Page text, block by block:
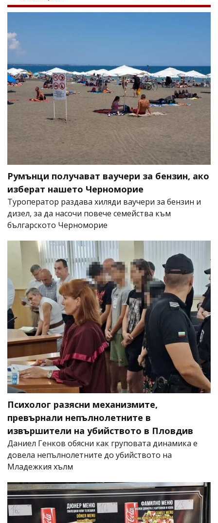
Румънци получават ваучери за бензин, ако
изберат нашето Черноморие
Туроператор раздава хиляди ваучери за бензин и
дизел, за да насочи повече семейства към
българското Черноморие
Психолог разясни механизмите,
превърнали непълнолетните в
извършители на убийството в Пловдив
Даниел Генков обясни как груповата динамика е
довела непълнолетните до убийството на
Младежкия хълм